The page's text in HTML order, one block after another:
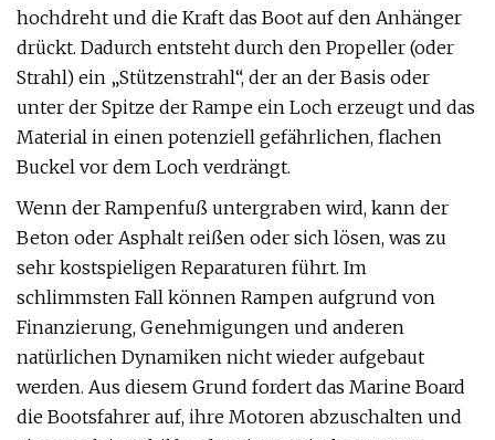
hochdreht und die Kraft das Boot auf den Anhänger
drückt. Dadurch entsteht durch den Propeller (oder
Strahl) ein „Stützenstrahl“, der an der Basis oder
unter der Spitze der Rampe ein Loch erzeugt und das
Material in einen potenziell gefährlichen, flachen
Buckel vor dem Loch verdrängt.
Wenn der Rampenfuß untergraben wird, kann der
Beton oder Asphalt reißen oder sich lösen, was zu
sehr kostspieligen Reparaturen führt. Im
schlimmsten Fall können Rampen aufgrund von
Finanzierung, Genehmigungen und anderen
natürlichen Dynamiken nicht wieder aufgebaut
werden. Aus diesem Grund fordert das Marine Board
die Bootsfahrer auf, ihre Motoren abzuschalten und